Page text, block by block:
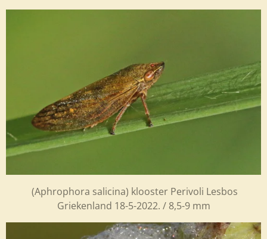
(Aphrophora salicina) klooster Perivoli Lesbos
Griekenland 18-5-2022. / 8,5-9 mm